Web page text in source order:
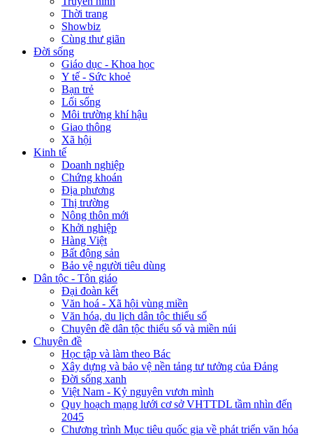
Thời trang
Showbiz
Cùng thư giãn
Đời sống
Giáo dục - Khoa học
Y tế - Sức khoẻ
Bạn trẻ
Lối sống
Môi trường khí hậu
Giao thông
Xã hội
Kinh tế
Doanh nghiệp
Chứng khoán
Địa phương
Thị trường
Nông thôn mới
Khởi nghiệp
Hàng Việt
Bất động sản
Bảo vệ người tiêu dùng
Dân tộc - Tôn giáo
Đại đoàn kết
Văn hoá - Xã hội vùng miền
Văn hóa, du lịch dân tộc thiểu số
Chuyên đề dân tộc thiểu số và miền núi
Chuyên đề
Học tập và làm theo Bác
Xây dựng và bảo vệ nền tảng tư tưởng của Đảng
Đời sống xanh
Việt Nam - Kỷ nguyên vươn mình
Quy hoạch mạng lưới cơ sở VHTTDL tầm nhìn đến
2045
Chương trình Mục tiêu quốc gia về phát triển văn hóa